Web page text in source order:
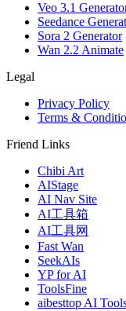
Veo 3.1
Seedance
Sora 2 Generator
Wan 2.2 Animate
Legal
Privacy Policy
Terms &
Friend Links
Chibi Art
AIStage
AI Nav Site
AI工具箱
AI工具网
Fast Wan
SeekAIs
YP for AI
ToolsFine
aibesttop AI